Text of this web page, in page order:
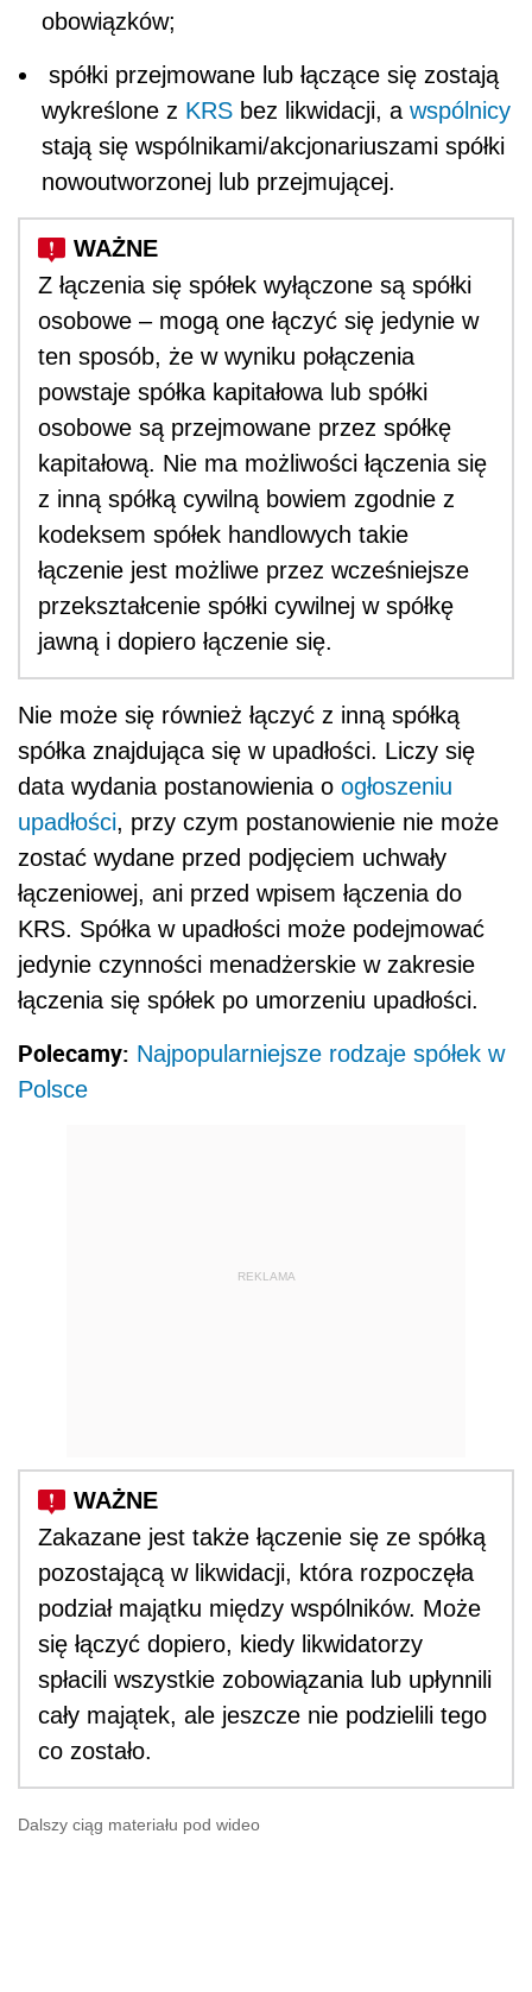
obowiązków;
spółki przejmowane lub łączące się zostają
wykreślone z KRS bez likwidacji, a wspólnicy
stają się wspólnikami/akcjonariuszami spółki
nowoutworzonej lub przejmującej.
Z łączenia się spółek wyłączone są spółki
osobowe – mogą one łączyć się jedynie w
ten sposób, że w wyniku połączenia
powstaje spółka kapitałowa lub spółki
osobowe są przejmowane przez spółkę
kapitałową. Nie ma możliwości łączenia się
z inną spółką cywilną bowiem zgodnie z
kodeksem spółek handlowych takie
łączenie jest możliwe przez wcześniejsze
przekształcenie spółki cywilnej w spółkę
jawną i dopiero łączenie się.
Nie może się również łączyć z inną spółką
spółka znajdująca się w upadłości. Liczy się
data wydania postanowienia o ogłoszeniu
upadłości, przy czym postanowienie nie może
zostać wydane przed podjęciem uchwały
łączeniowej, ani przed wpisem łączenia do
KRS. Spółka w upadłości może podejmować
jedynie czynności menadżerskie w zakresie
łączenia się spółek po umorzeniu upadłości.
Polecamy: Najpopularniejsze rodzaje spółek w
Polsce
REKLAMA
Zakazane jest także łączenie się ze spółką
pozostającą w likwidacji, która rozpoczęła
podział majątku między wspólników. Może
się łączyć dopiero, kiedy likwidatorzy
spłacili wszystkie zobowiązania lub upłynnili
cały majątek, ale jeszcze nie podzielili tego
co zostało.
Dalszy ciąg materiału pod wideo